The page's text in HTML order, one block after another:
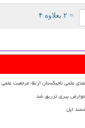
= ۲ بعلاوه ۴
علمی تاجیکستان ارتقاء مرجعیت علمی
پیری تزریق شد
اپل